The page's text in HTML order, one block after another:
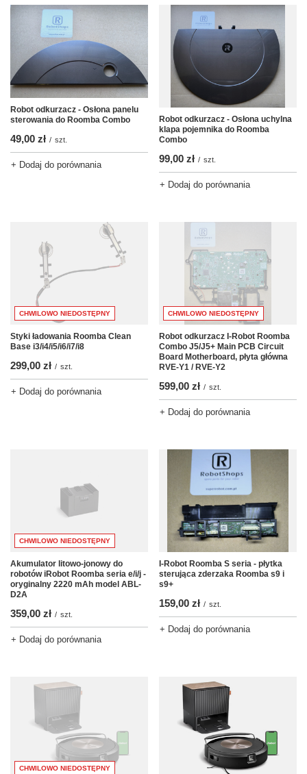
Robot odkurzacz - Osłona panelu
sterowania do Roomba Combo
49,00 zł / szt.
+ Dodaj do porównania
Robot odkurzacz - Osłona uchylna
klapa pojemnika do Roomba
Combo
99,00 zł / szt.
+ Dodaj do porównania
CHWILOWO NIEDOSTĘPNY
Styki ładowania Roomba Clean
Base i3/i4/i5/i6/i7/i8
299,00 zł / szt.
+ Dodaj do porównania
CHWILOWO NIEDOSTĘPNY
Robot odkurzacz I-Robot Roomba
Combo J5/J5+ Main PCB Circuit
Board Motherboard, płyta główna
RVE-Y1 / RVE-Y2
599,00 zł / szt.
+ Dodaj do porównania
CHWILOWO NIEDOSTĘPNY
Akumulator litowo-jonowy do
robotów iRobot Roomba seria e/i/j -
oryginalny 2220 mAh model ABL-
D2A
359,00 zł / szt.
+ Dodaj do porównania
I-Robot Roomba S seria - płytka
sterująca zderzaka Roomba s9 i
s9+
159,00 zł / szt.
+ Dodaj do porównania
CHWILOWO NIEDOSTĘPNY